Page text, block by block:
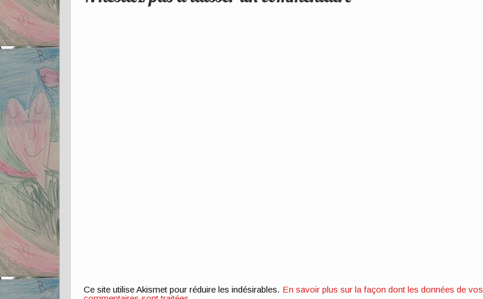
Ce site utilise Akismet pour réduire les indésirables. En savoir plus sur la façon dont les données de vos